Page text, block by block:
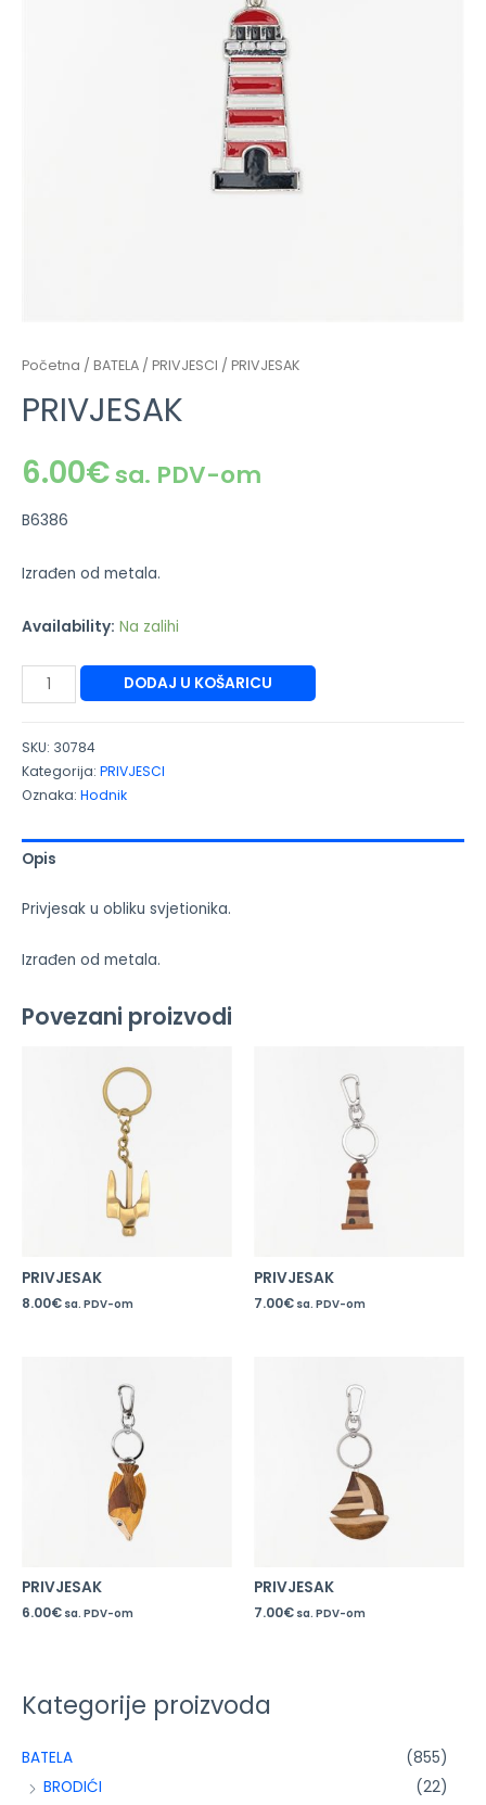
Kategorije proizvoda
BATELA
(855)
BRODIĆI
(22)
Početna / BATELA / PRIVJESCI / PRIVJESAK
PRIVJESAK
6.00€sa. PDV-om
B6386
Izrađen od metala.
Availability: Na zalihi
DODAJ U KOŠARICU
SKU: 30784
Kategorija: PRIVJESCI
Oznaka: Hodnik
Opis
Privjesak u obliku svjetionika.
Izrađen od metala.
Povezani proizvodi
PRIVJESAK
8.00€ sa. PDV-om
PRIVJESAK
7.00€ sa. PDV-om
PRIVJESAK
6.00€ sa. PDV-om
PRIVJESAK
7.00€ sa. PDV-om